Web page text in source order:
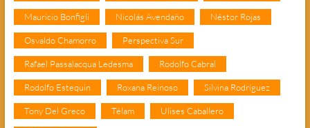
Mauricio Bonfigli Nicolás Avendaño Néstor Rojas
Osvaldo Chamorro Perspectiva Sur
Rafael Passalacqua Ledesma Rodolfo Cabral
Rodolfo Estequin Roxana Reinoso Silvina Rodríguez
Tony Del Greco Télam Ulises Caballero